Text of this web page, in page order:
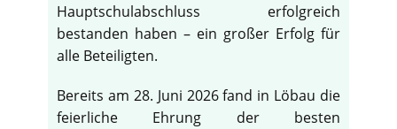
Hauptschulabschluss erfolgreich
bestanden haben – ein großer Erfolg für
alle Beteiligten.
Bereits am 28. Juni 2026 fand in Löbau die
feierliche Ehrung der besten